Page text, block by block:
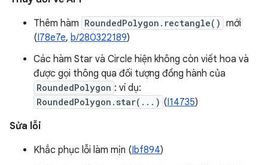
Thêm hàm RoundedPolygon.rectangle() mới
(I78e7e, b/280322189)
Các hàm Star và Circle hiện không còn viết hoa và
được gọi thông qua đối tượng đồng hành của
RoundedPolygon : ví dụ:
RoundedPolygon.star(...) (I14735)
Sửa lỗi
Khắc phục lỗi làm mịn (Ibf894)